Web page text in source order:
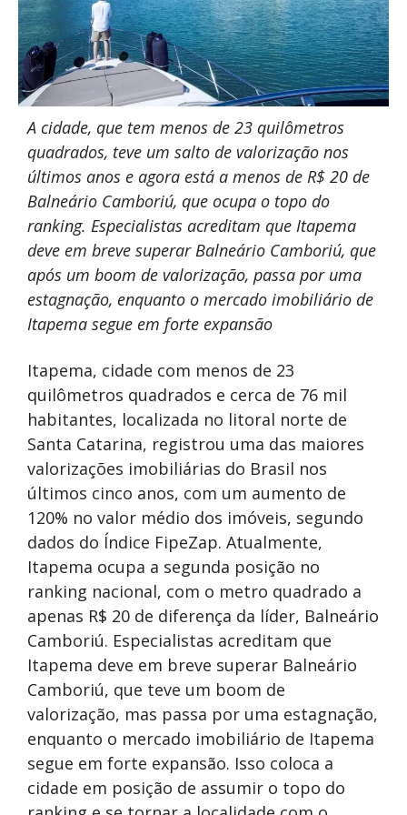
A cidade, que tem menos de 23 quilômetros
quadrados, teve um salto de valorização nos
últimos anos e agora está a menos de R$ 20 de
Balneário Camboriú, que ocupa o topo do
ranking. Especialistas acreditam que Itapema
deve em breve superar Balneário Camboriú, que
após um boom de valorização, passa por uma
estagnação, enquanto o mercado imobiliário de
Itapema segue em forte expansão
Itapema, cidade com menos de 23
quilômetros quadrados e cerca de 76 mil
habitantes, localizada no litoral norte de
Santa Catarina, registrou uma das maiores
valorizações imobiliárias do Brasil nos
últimos cinco anos, com um aumento de
120% no valor médio dos imóveis, segundo
dados do Índice FipeZap. Atualmente,
Itapema ocupa a segunda posição no
ranking nacional, com o metro quadrado a
apenas R$ 20 de diferença da líder, Balneário
Camboriú. Especialistas acreditam que
Itapema deve em breve superar Balneário
Camboriú, que teve um boom de
valorização, mas passa por uma estagnação,
enquanto o mercado imobiliário de Itapema
segue em forte expansão. Isso coloca a
cidade em posição de assumir o topo do